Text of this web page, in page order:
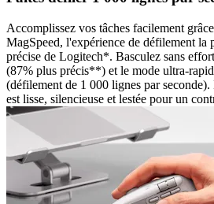
Accomplissez vos tâches facilement
MagSpeed, l'expérience de défilement la
précise de Logitech*. Basculez sans
(87% plus précis**) et le mode ultra-
(défilement de 1 000 lignes par
est lisse, silencieuse et lestée pour un